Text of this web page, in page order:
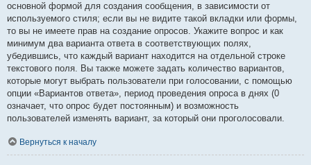
основной формой для создания сообщения, в зависимости от
используемого стиля; если вы не видите такой вкладки или формы,
то вы не имеете прав на создание опросов. Укажите вопрос и как
минимум два варианта ответа в соответствующих полях,
убедившись, что каждый вариант находится на отдельной строке
текстового поля. Вы также можете задать количество вариантов,
которые могут выбрать пользователи при голосовании, с помощью
опции «Вариантов ответа», период проведения опроса в днях (0
означает, что опрос будет постоянным) и возможность
пользователей изменять вариант, за который они проголосовали.
Вернуться к началу